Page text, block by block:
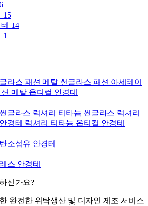
15
14
1
라스 패션 메탈 썬글라스 패션 아세테이
메탈 옵티컬 안경테
글라스 럭셔리 티타늄 썬글라스 럭셔리
경테 럭셔리 티타늄 옵티컬 안경테
탄소섬유 안경테
스 안경테
신가요?
완전한 위탁생산 및 디자인 제조 서비스